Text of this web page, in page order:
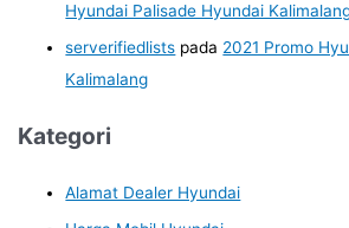
Hyundai Palisade Hyundai
serverifiedlists pada 2021 Promo
Kalimalang
Kategori
Alamat Dealer Hyundai